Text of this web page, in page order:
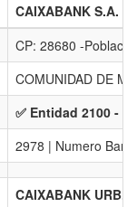
CAIXABANK S.A. -
CP: 28680 -
COMUNIDAD DE
✅ Entidad 2100 -
2978 | Numero
CAIXABANK